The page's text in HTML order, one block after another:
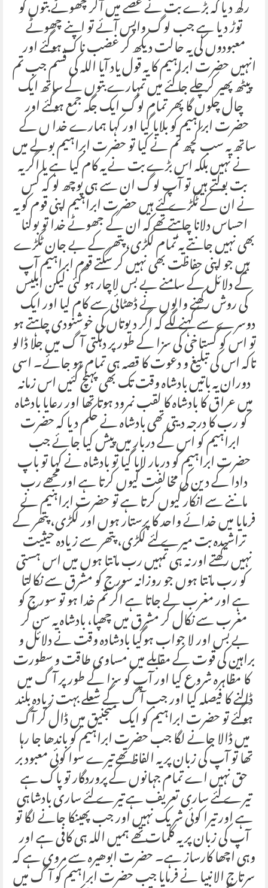
رکھ دیا کہ بڑے بت نے غصے میں آکر چھوٹے بتوں کو
توڑ دیا ہے جب لوگ واپس آئے تو اپنے چھوٹے
معبودوں کی یہ حالت دیکھ کر غضب ناک ہوگئے اور
انہیں حضرت ابراہیم کا یہ قول یاد آیا اللہ کی قسم جب تم
پیٹھ پھیر کر چلے جا گئے میں تمہارے بتوں کے ساتھ ایک
چال چلوں گا پھر تمام لوگ ایک جگہ جمع ہوگئے اور
حضرت ابراہیم کو بلایا گیا اور کہا ہمارے خدا ں کے
ساتھ یہ سب کچھ تم نے کیا تو حضرت ابراہیم بولے میں
نے نہیں بلکہ اس بڑے بت نے یہ کام کیا ہے یا اگر یہ
بت بولتے ہیں تو آپ لوگ ان سے ہی پوچھ لو کہ کس
نے ان کے ٹکڑے کئے ہیں حضرت ابراہیم اپنی قوم کو یہ
احساس دلانا چاہتے تھے کہ ان کے جھوٹے خدا تو بولنا
بھی نہیں جانتے یہ تمام لکڑی، پتھر کے بے جان ٹکڑے
ہیں جو اپنی حفاظت بھی نہیں کر سکتے قوم ابراہیم آپ
کے دلائل کے سامنے بے بس لاچار ہو گئی لیکن ابلیس
کی روش رکھنے والوں نے ڈھٹائی سے کام لیا اور ایک
دوسرے سے کہنے لگے کہ اگر دیوتاں کی خوشنودی چاہتے ہو
تو اس کو گستاخی کی سزا کے طور پر دہکتی آگ میں جلا ڈالو
تاکہ اس کی تبلیغ و دعوت کا قصہ ہی تمام ہو جائے۔ اسی
دوران یہ باتیں بادشاہ وقت تک بھی پہنچ گئیں اس زمانہ
میں عراق کا بادشاہ کا لقب نمرود ہوتا تھا اور رعایا بادشاہ
کو رب کا درجہ دیتی تھی بادشاہ نے حکم دیا کہ حضرت
ابراہیم کو اس کے دربار میں پیش کیا جائے جب
حضرت ابراہیم کو دربار لایا گیا تو بادشاہ نے کہا تو باپ
دادا کے دین کی مخالفت کیوں کرتا ہے اور مجھے رب
ماننے سے انکار کیوں کرتا ہے تو حضرت ابراہیم نے
فرمایا میں خدائے واحد کا پرستار ہوں اور لکڑی، پتھر کے
تراشیدہ بت میرے لئے لکڑی، پتھر سے زیادہ حیثیت
نہیں رکھتے اور نہ ہی تمہیں رب مانتا ہوں میں اس ہستی
کو رب مانتا ہوں جو روزانہ سورج کو مشرق سے نکالتا
ہے اور مغرب لے جاتا ہے اگر تم خدا ہو تو سورج کو
مغرب سے نکال کر مشرق میں چھپا، بادشاہ یہ سن کر
بے بس اور لا جواب ہوگیا بادشادہ وقت نے دلائل و
براہین کی قوت کے مقابلے میں مساوی طاقت و سطورت
کا مظاہرہ شروع کیا اور آپ کو سزا کے طور پر آگ میں
ڈالنے کا فیصلہ کیا اور جب آگ کے شعلے بہت زیادہ بلند
ہوگئے تو حضرت ابراہیم کو ایک منجنیق میں ڈال کر آگ
میں ڈالا جانے لگا جب حضرت ابراہیم کو باندھا جا رہا
تھا تو آپ کی زبان پر یہ الفاظ تھے تیرے سوا کوئی معبود بر
حق نہیں اے تمام جہانوں کے پروردگار تو پاک ہے
تیرے لئے ساری تعریف ہے تیرے لئے ساری بادشاہی
ہے اور تیرا کوئی شریک نہیں اور جب پھینکا جانے لگا تو
آپ کی زبان پر یہ کلمات تھے ہمیں اللہ ہی کافی ہے اور
وہی اچھا کارساز ہے۔ حضرت ابوھیرہ سے مروی ہے کہ
سرتاج الانبیا نے فرمایا جب حضرت ابراہیم کو آگ میں